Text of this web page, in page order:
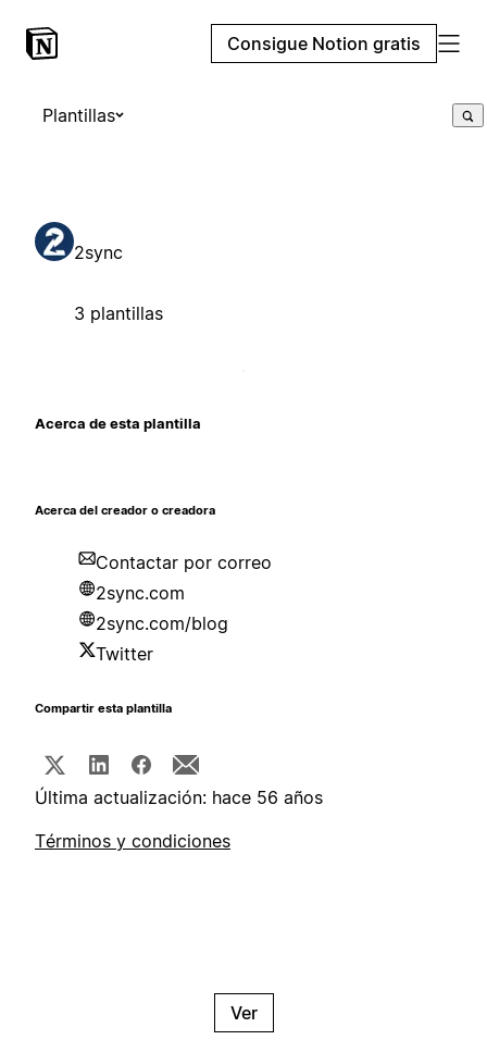
Consigue Notion gratis
Plantillas
2sync
3 plantillas
Acerca de esta plantilla
Acerca del creador o creadora
Contactar por correo
2sync.com
2sync.com/blog
Twitter
Compartir esta plantilla
Última actualización: hace 56 años
Términos y condiciones
Ver